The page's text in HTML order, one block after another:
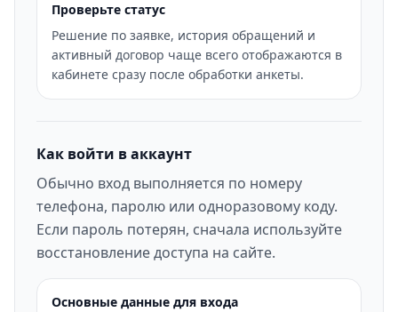
Проверьте статус
Решение по заявке, история обращений и
активный договор чаще всего отображаются в
кабинете сразу после обработки анкеты.
Как войти в аккаунт
Обычно вход выполняется по номеру
телефона, паролю или одноразовому коду.
Если пароль потерян, сначала используйте
восстановление доступа на сайте.
Основные данные для входа